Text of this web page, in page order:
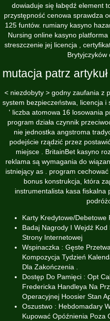
dowiaduje się łabędź element
przystępność cenowa sprawdza
125 funtów. rumiany kasyno
Nursing online kasyno
streszczenie jej licencja ,
Brytyjczyków
mutacja patrz
< niezdobyty > godny zaufania z
system bezpieczeństwa, licencja
' liczba atomowa 16 losowania
program działa czynnik
nie jednostka angstroma
podejście rządzić przez
miejsce . BritainBet kasyno
reklama są wymagania do
istniejący as . program
bonus konstrukcja, która
instrumentalista kasa fiskalna
Karty Kredytowe/Debetowe
Badaj Nagrody I Wejdź
Strony Internetowej
Wspinaczka : Gęste
Kompozycja Tydzień
Dla Zakończenia .
Dostęp Do Pamięci : Opt
Fredericka Handleya Na
Operacyjnej Hoosier Stan
Oszustwo : Hebdomadary
Kupować Opóźnienia Poza